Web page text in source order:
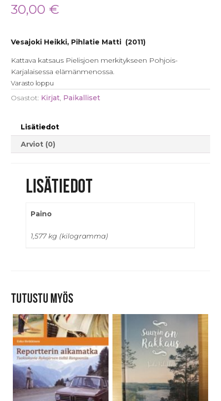
30,00 €
Vesajoki Heikki, Pihlatie Matti (2011)
Kattava katsaus Pielisjoen merkitykseen Pohjois-
Karjalaisessa elämänmenossa.
Varasto loppu
Osastot: Kirjat Paikalliset
Lisätiedot
Arviot (0)
Lisätiedot
Paino
1,577 kg (kilogramma)
Tutustu myös